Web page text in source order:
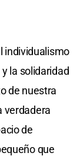
individualismo
la solidaridad
de nuestra
verdadera
de
que